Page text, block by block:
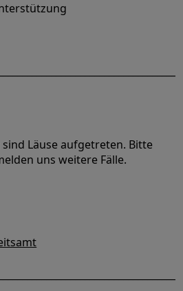
Läuse aufgetreten. Bitte
uns weitere Fälle.